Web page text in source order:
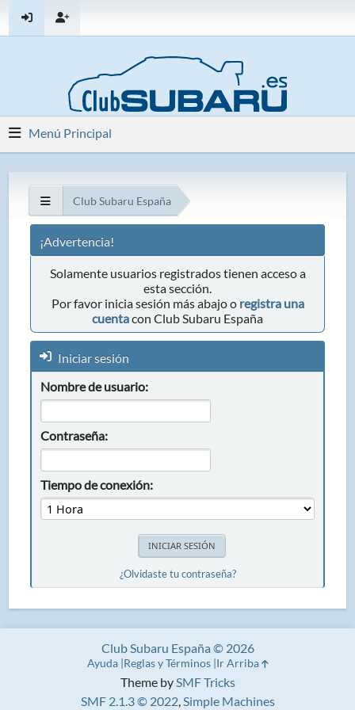
Menú Principal
Club Subaru España
¡Advertencia!
Solamente usuarios registrados tienen acceso a
esta sección.
Por favor inicia sesión más abajo o registra una
cuentacon Club Subaru España
Iniciar sesión
Nombre de usuario:
Contraseña:
Tiempo de conexión:
¿Olvidaste tu contraseña?
Theme bySMF Tricks
SMF 2.1.3 © 2022,Simple Machines
Club Subaru España © 2026
Ayuda Reglas y Términos Ir Arriba